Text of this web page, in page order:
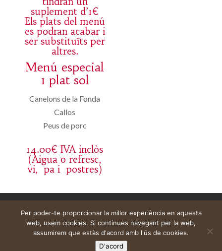
suplement d’1€
Els plats del menú
es podran acabar i
ser substituïts per
altres.
Menú especial
1 plat sol
Canelons de la Fonda
Callos
Peus de porc
14.00€ IVA inclòs
(Aigua o refresc,
vi, pa i postres)
Web construïda perDeMomentSomTres
Per poder-te proporcionar la millor experiència en aquesta
web, usem cookies. Si continues navegant per la web,
assumirem que estàs d'acord amb l'ús de cookies.
D'acord